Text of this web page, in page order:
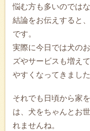
悩む方も多いのでは
結論をお伝えすると
です。
実際に今日では犬の
ズやサービスも増え
やすくなってきました
それでも日頃から家
は、犬をちゃんとお
れませんね。